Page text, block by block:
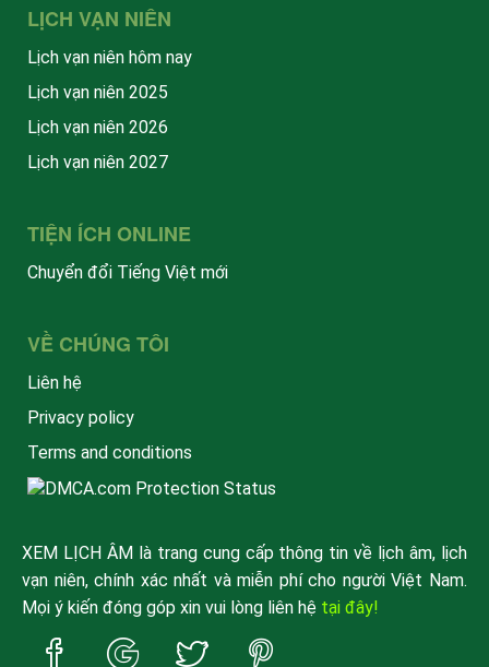
LỊCH VẠN NIÊN
Lịch vạn niên hôm nay
Lịch vạn niên 2025
Lịch vạn niên 2026
Lịch vạn niên 2027
TIỆN ÍCH ONLINE
Chuyển đổi Tiếng Việt mới
VỀ CHÚNG TÔI
Liên hệ
Privacy policy
Terms and conditions
XEM LỊCH ÂM là trang cung cấp thông tin về lịch âm, lịch
vạn niên, chính xác nhất và miễn phí cho người Việt Nam.
Mọi ý kiến đóng góp xin vui lòng liên hệ tại đây!
Trang
Trang
Trang
Trang